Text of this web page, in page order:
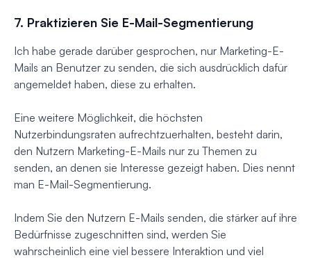
7. Praktizieren Sie E-Mail-Segmentierung
Ich habe gerade darüber gesprochen, nur Marketing-E-
Mails an Benutzer zu senden, die sich ausdrücklich dafür
angemeldet haben, diese zu erhalten.
Eine weitere Möglichkeit, die höchsten
Nutzerbindungsraten aufrechtzuerhalten, besteht darin,
den Nutzern Marketing-E-Mails nur zu Themen zu
senden, an denen sie Interesse gezeigt haben. Dies nennt
man E-Mail-Segmentierung.
Indem Sie den Nutzern E-Mails senden, die stärker auf ihre
Bedürfnisse zugeschnitten sind, werden Sie
wahrscheinlich eine viel bessere Interaktion und viel